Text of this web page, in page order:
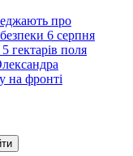
про
6 серпня
гектарів поля
на фронті